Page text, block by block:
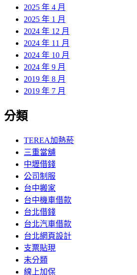
2025 年 4 月
2025 年 1 月
2024 年 12 月
2024 年 11 月
2024 年 10 月
2024 年 9 月
2019 年 8 月
2019 年 7 月
分類
TEREA加熱菸
三重當舖
中壢借錢
公司制服
台中搬家
台中機車借款
台北借錢
台北汽車借款
台北網頁設計
支票貼現
未分類
線上加保